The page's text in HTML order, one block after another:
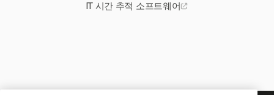
IT 시간 추적 소프트웨어